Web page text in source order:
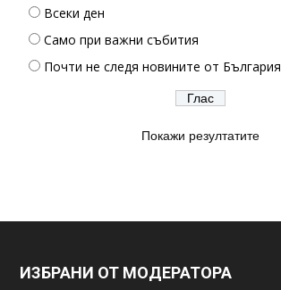
Всеки ден
Само при важни събития
Почти не следя новините от България
Покажи резултатите
ИЗБРАНИ ОТ МОДЕРАТОРА